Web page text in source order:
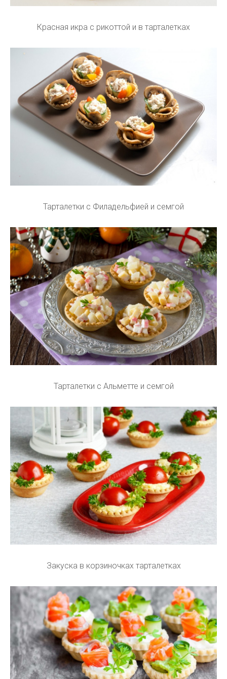
Красная икра с рикоттой и в тарталетках
Тарталетки с Филадельфией и семгой
Тарталетки с Альметте и семгой
Закуска в корзиночках тарталетках